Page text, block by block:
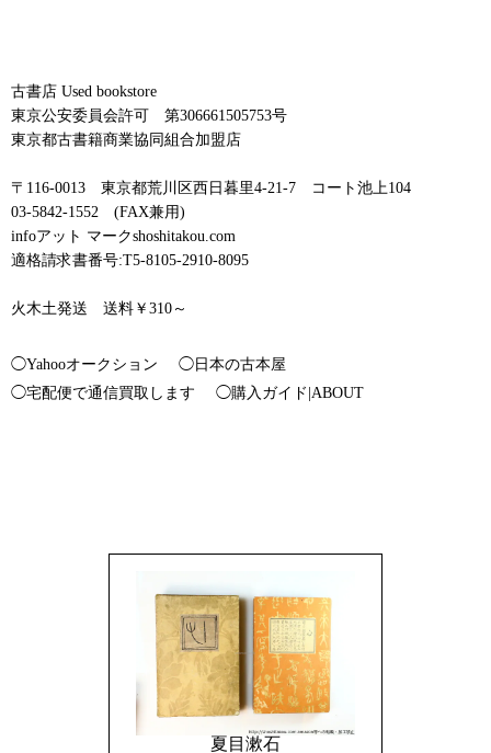
古書店 Used bookstore
東京公安委員会許可 第306661505753号
東京都古書籍商業協同組合加盟店
〒116-0013 東京都荒川区西日暮里4-21-7 コート池上104
03-5842-1552 (FAX兼用)
infoアット マークshoshitakou.com
適格請求書番号:T5-8105-2910-8095
火木土発送 送料￥310～
◯Yahooオークション
◯日本の古本屋
◯宅配便で通信買取します
◯購入ガイド|ABOUT
夏目漱石